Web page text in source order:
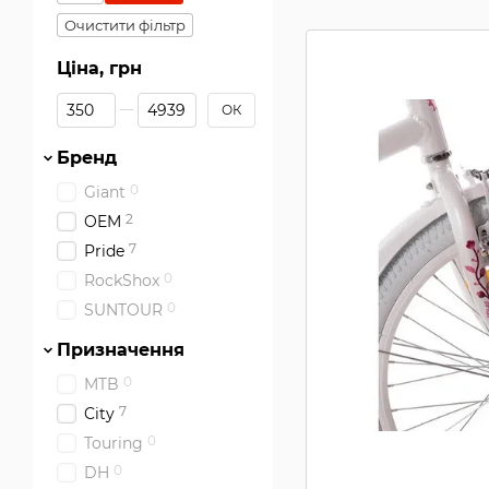
Очистити фільтр
Ціна, грн
Від Ціна, грн
До Ціна, грн ОК
Бренд
Giant 0
OEM 2
Pride 7
RockShox 0
SUNTOUR 0
Призначення
MTB 0
City 7
Touring 0
DH 0